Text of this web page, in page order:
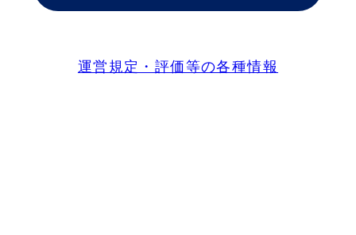
運営規定・評価等の各種情報